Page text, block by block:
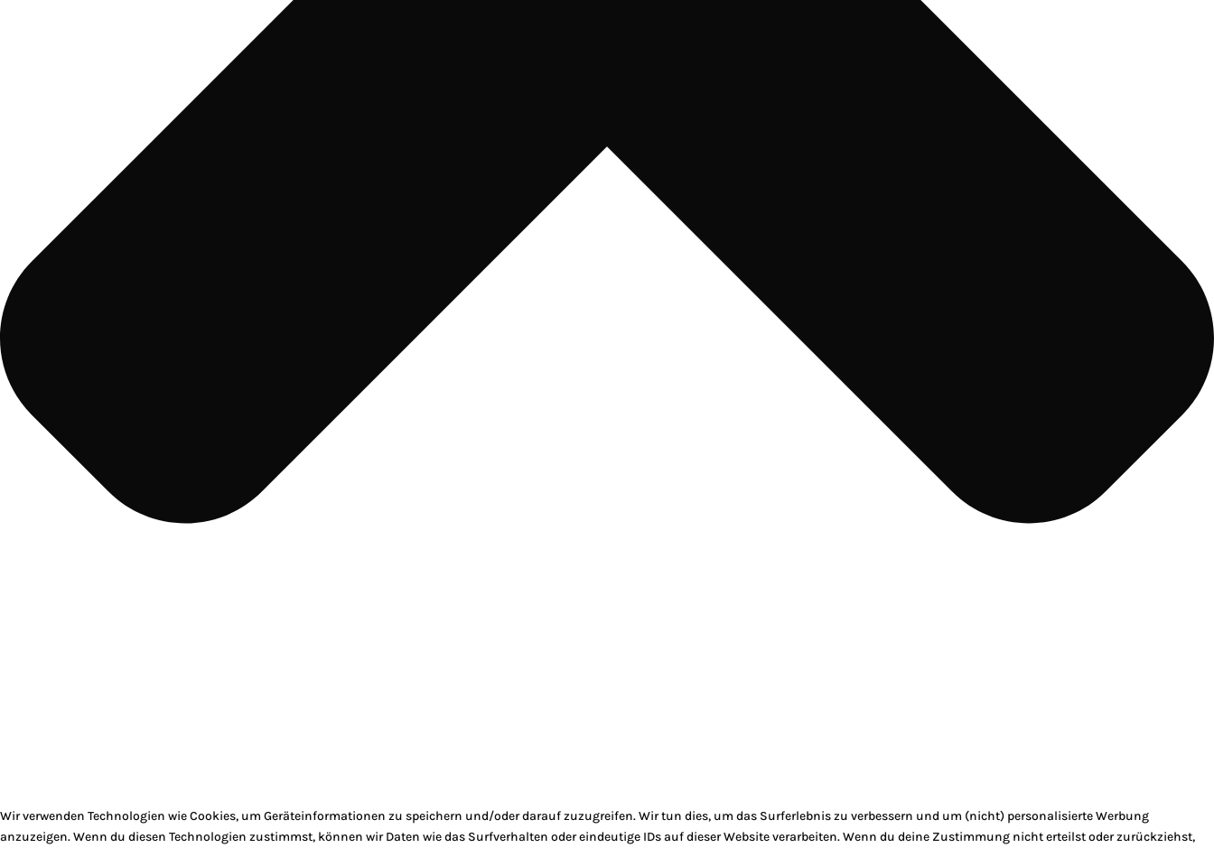
Wir verwenden Technologien wie Cookies, um Geräteinformationen zu speichern und/oder darauf zuzugreifen. Wir tun dies, um das Surferlebnis zu verbessern und um (nicht) personalisierte Werbung
anzuzeigen. Wenn du diesen Technologien zustimmst, können wir Daten wie das Surfverhalten oder eindeutige IDs auf dieser Website verarbeiten. Wenn du deine Zustimmung nicht erteilst oder zurückziehst,